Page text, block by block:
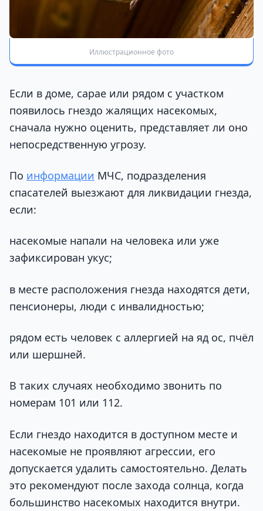
Иллюстрационное фото
Если в доме, сарае или рядом с участком
появилось гнездо жалящих насекомых,
сначала нужно оценить, представляет ли оно
непосредственную угрозу.
По информации МЧС, подразделения
спасателей выезжают для ликвидации гнезда,
если:
насекомые напали на человека или уже
зафиксирован укус;
в месте расположения гнезда находятся дети,
пенсионеры, люди с инвалидностью;
рядом есть человек с аллергией на яд ос, пчёл
или шершней.
В таких случаях необходимо звонить по
номерам 101 или 112.
Если гнездо находится в доступном месте и
насекомые не проявляют агрессии, его
допускается удалить самостоятельно. Делать
это рекомендуют после захода солнца, когда
большинство насекомых находится внутри.